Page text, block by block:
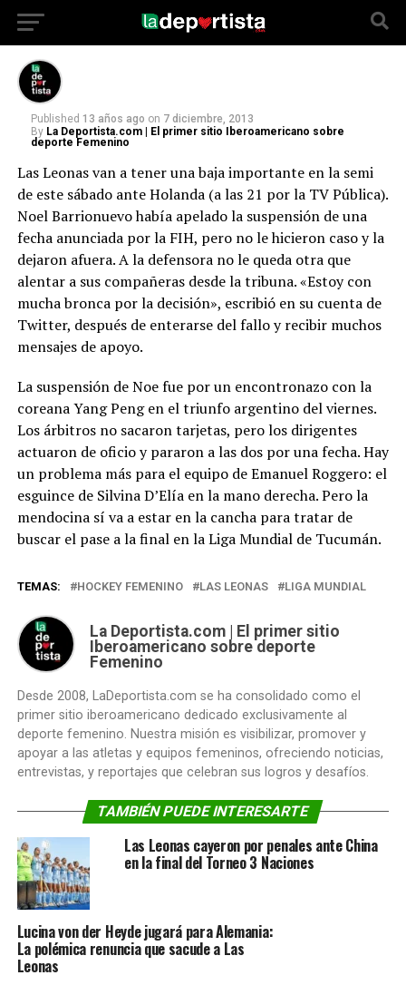
decisión».
Published 13 años ago on 7 diciembre, 2013
By La Deportista.com | El primer sitio Iberoamericano sobre
deporte Femenino
Las Leonas van a tener una baja importante en la semi
de este sábado ante Holanda (a las 21 por la TV Pública).
Noel Barrionuevo había apelado la suspensión de una
fecha anunciada por la FIH, pero no le hicieron caso y la
dejaron afuera. A la defensora no le queda otra que
alentar a sus compañeras desde la tribuna. «Estoy con
mucha bronca por la decisión», escribió en su cuenta de
Twitter, después de enterarse del fallo y recibir muchos
mensajes de apoyo.
La suspensión de Noe fue por un encontronazo con la
coreana Yang Peng en el triunfo argentino del viernes.
Los árbitros no sacaron tarjetas, pero los dirigentes
actuaron de oficio y pararon a las dos por una fecha. Hay
un problema más para el equipo de Emanuel Roggero: el
esguince de Silvina D’Elía en la mano derecha. Pero la
mendocina sí va a estar en la cancha para tratar de
buscar el pase a la final en la Liga Mundial de Tucumán.
TEMAS: HOCKEY FEMENINO LAS LEONAS LIGA MUNDIAL
La Deportista.com | El primer sitio
Iberoamericano sobre deporte
Femenino
Desde 2008, LaDeportista.com se ha consolidado como el
primer sitio iberoamericano dedicado exclusivamente al
deporte femenino. Nuestra misión es visibilizar, promover y
apoyar a las atletas y equipos femeninos, ofreciendo noticias,
entrevistas, y reportajes que celebran sus logros y desafíos.
TAMBIÉN PUEDE INTERESARTE
Las Leonas cayeron por penales ante China
en la final del Torneo 3 Naciones
Lucina von der Heyde jugará para Alemania:
La polémica renuncia que sacude a Las
Leonas